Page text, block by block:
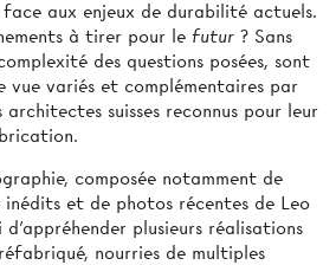
aux enjeux de durabilité actuels.
à tirer pour le futur ? Sans
des questions posées, sont
vue variés et complémentaires par
suisses reconnus pour leur
composée notamment de
inédits et de photos récentes de Leo
plusieurs réalisations
nourries de multiples